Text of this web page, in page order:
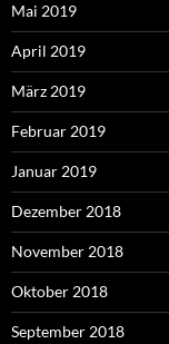
Mai 2019
April 2019
März 2019
Februar 2019
Januar 2019
Dezember 2018
November 2018
Oktober 2018
September 2018